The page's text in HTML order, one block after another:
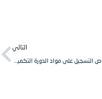
تعميم بخصوص التسجيل على مواد الدورة التكميلية للعام الدراسي 2021-2022